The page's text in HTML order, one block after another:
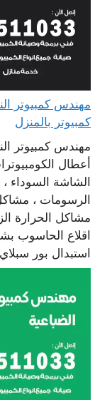
كمبيوتر بالمنزل
مهندس كمبيوتر
أعطال
الشاشة السوداء
الرسومات ،
مشاكل الحرارة
اقلاع الحاسوب
استبدال بور